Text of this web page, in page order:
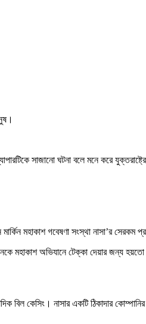
সাজানো ঘটনা বলে মনে করে
মহাকাশ গবেষণা সংস্থা নাসা’র
মহাকাশ অভিযানে টেক্কা দেয়ার জন্য
কেসিং। নাসার একটি ঠিকাদার